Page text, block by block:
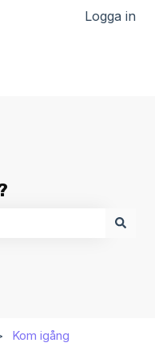
översättningarLogga in
Kom igång